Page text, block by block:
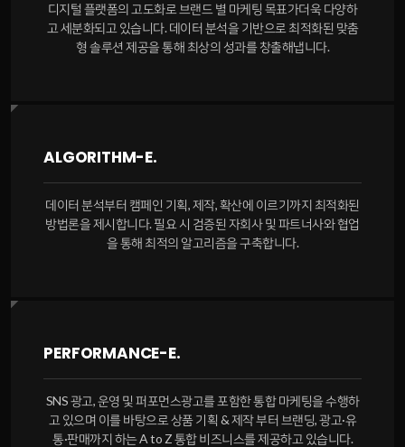
디지털 플랫폼의 고도화로 브랜드 별 마케팅 목표가더욱 다양하
고 세분화되고 있습니다. 데이터 분석을 기반으로 최적화된 맞춤
형 솔루션 제공을 통해 최상의 성과를 창출해냅니다.
ALGORITHM-E.
데이터 분석부터 캠페인 기획, 제작, 확산에 이르기까지 최적화된
방법론을 제시합니다. 필요 시 검증된 자회사 및 파트너사와 협업
을 통해 최적의 알고리즘을 구축합니다.
PERFORMANCE-E.
SNS 광고, 운영 및 퍼포먼스광고를 포함한 통합 마케팅을 수행하
고 있으며 이를 바탕으로 상품 기획 & 제작 부터 브랜딩, 광고·유
통·판매까지 하는 A to Z 통합 비즈니스를 제공하고 있습니다.